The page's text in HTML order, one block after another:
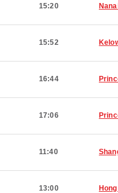
15:20
15:52
16:44
17:06
11:40
13:00